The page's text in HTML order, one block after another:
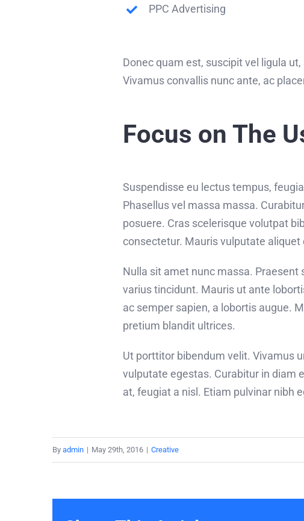
PPC Advertising
Donec quam est, suscipit vel ligula
Vivamus convallis nunc ante, ac
Focus on The
Suspendisse eu lectus tempus,
Phasellus vel massa massa.
posuere. Cras scelerisque volutpat
consectetur. Mauris vulputate
Nulla sit amet nunc massa. Praesent
varius tincidunt. Mauris ut ante
ac semper sapien, a lobortis augue.
pretium blandit ultrices.
Ut porttitor bibendum velit. Vivamus
vulputate egestas. Curabitur in diam
at, feugiat a nisl. Etiam pulvinar nibh
By admin | May 29th, 2016 | Creative